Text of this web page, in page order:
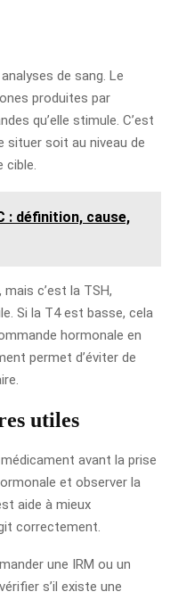
de sang. Le
produites par
qu’elle stimule. C’est
situer soit au niveau de
cible.
: définition, cause,
c’est la TSH,
Si la T4 est basse, cela
hormonale en
permet d’éviter de
utiles
avant la prise
et observer la
aide à mieux
correctement.
une IRM ou un
s’il existe une